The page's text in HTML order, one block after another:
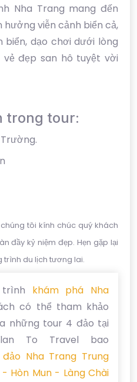
Nha Trang mang đến
viễn cảnh biển cả,
dạo chơi dưới lòng
đẹp san hô tuyệt vời
trong tour:
tôi kính chúc quý khách
đầy kỷ niệm đẹp. Hẹn gặp lại
du lịch tương lai.
khám phá Nha
có thể tham khảo
những tour 4 đảo tại
To Travel bao
Nha Trang Trung
- Hòn Mun - Làng Chài